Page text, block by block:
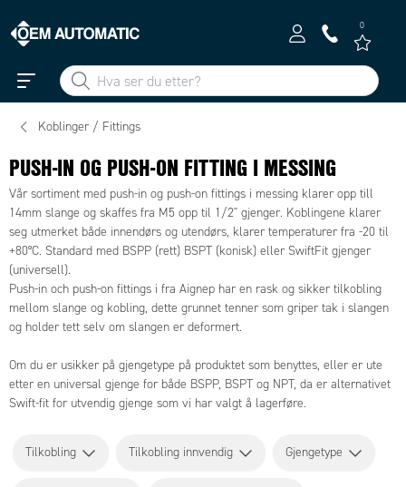
0
Koblinger / Fittings
PUSH-IN OG PUSH-ON FITTING I MESSING
Vår sortiment med push-in og push-on fittings i messing klarer opp till
14mm slange og skaffes fra M5 opp til 1/2" gjenger. Koblingene klarer
seg utmerket både innendørs og utendørs, klarer temperaturer fra -20 til
+80°C. Standard med BSPP (rett) BSPT (konisk) eller SwiftFit gjenger
(universell).
Push-in och push-on fittings i fra Aignep har en rask og sikker tilkobling
mellom slange og kobling, dette grunnet tenner som griper tak i slangen
og holder tett selv om slangen er deformert.
Om du er usikker på gjengetype på produktet som benyttes, eller er ute
etter en universal gjenge for både BSPP, BSPT og NPT, da er alternativet
Swift-fit for utvendig gjenge som vi har valgt å lagerføre.
Tilkobling Tilkobling innvendig Gjengetype